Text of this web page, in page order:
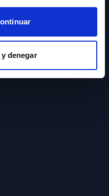
denegar